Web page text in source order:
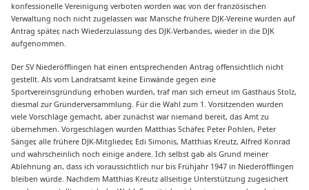
konfessionelle Vereinigung verboten worden war, von der französischen
Verwaltung noch nicht zugelassen war. Mansche frühere DJK-Vereine wurden auf
Antrag später, nach Wiederzulassung des DJK-Verbandes, wieder in die DJK
aufgenommen.
Der SV Niederöfflingen hat einen entsprechenden Antrag offensichtlich nicht
gestellt. Als vom Landratsamt keine Einwände gegen eine
Sportvereinsgründung erhoben wurden, traf man sich erneut im Gasthaus Stolz,
diesmal zur Gründerversammlung. Für die Wahl zum 1. Vorsitzenden wurden
viele Vorschläge gemacht, aber zunächst war niemand bereit, das Amt zu
übernehmen. Vorgeschlagen wurden Matthias Schäfer, Peter Pohlen, Peter
Sänger, alle frühere DJK-Mitglieder, Edi Simonis, Matthias Kreutz, Alfred Konrad
und wahrscheinlich noch einige andere. Ich selbst gab als Grund meiner
Ablehnung an, dass ich voraussichtlich nur bis Frühjahr 1947 in Niederöfflingen
bleiben würde. Nachdem Matthias Kreutz allseitige Unterstützung zugesichert